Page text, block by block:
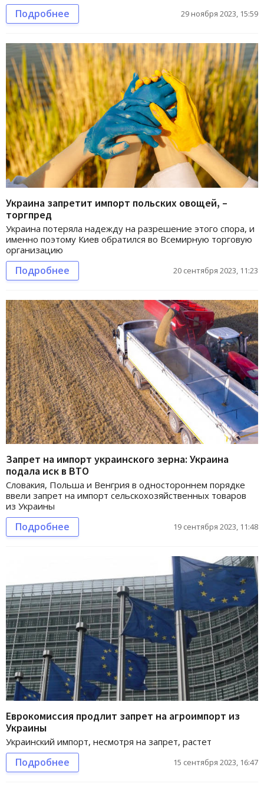
Подробнее 29 ноября 2023, 15:59
Украина запретит импорт польских овощей, –
торгпред
Украина потеряла надежду на разрешение этого спора, и
именно поэтому Киев обратился во Всемирную торговую
организацию
Подробнее 20 сентября 2023, 11:23
Запрет на импорт украинского зерна: Украина
подала иск в ВТО
Словакия, Польша и Венгрия в одностороннем порядке
ввели запрет на импорт сельскохозяйственных товаров
из Украины
Подробнее 19 сентября 2023, 11:48
Еврокомиссия продлит запрет на агроимпорт из
Украины
Украинский импорт, несмотря на запрет, растет
Подробнее 15 сентября 2023, 16:47